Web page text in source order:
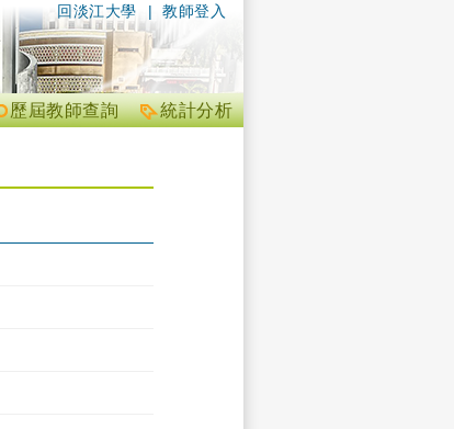
| 教師登入
回淡江大學
統計分析
歷屆教師查詢